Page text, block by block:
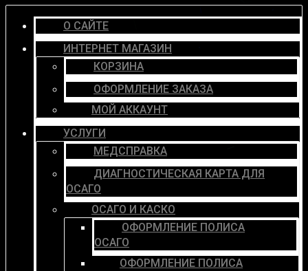
О САЙТЕ
ИНТЕРНЕТ МАГАЗИН
КОРЗИНА
ОФОРМЛЕНИЕ ЗАКАЗА
МОЙ АККАУНТ
УСЛУГИ
МЕДСПРАВКА
ДИАГНОСТИЧЕСКАЯ КАРТА ДЛЯ
ОСАГО
ОСАГО И КАСКО
ОФОРМЛЕНИЕ ПОЛИСА
ОСАГО
ОФОРМЛЕНИЕ ПОЛИСА